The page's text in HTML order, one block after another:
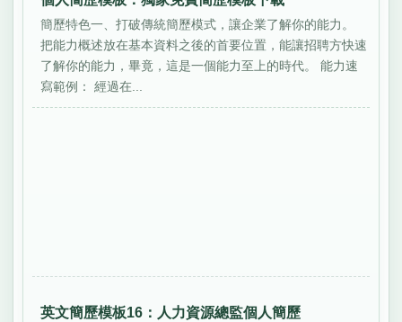
簡歷特色一、打破傳統簡歷模式，讓企業了解你的能力。
把能力概述放在基本資料之後的首要位置，能讓招聘方快速
了解你的能力，畢竟，這是一個能力至上的時代。 能力速
寫範例： 經過在...
英文簡歷模板16：人力資源總監個人簡歷